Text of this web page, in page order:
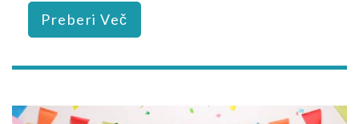
Preberi Več